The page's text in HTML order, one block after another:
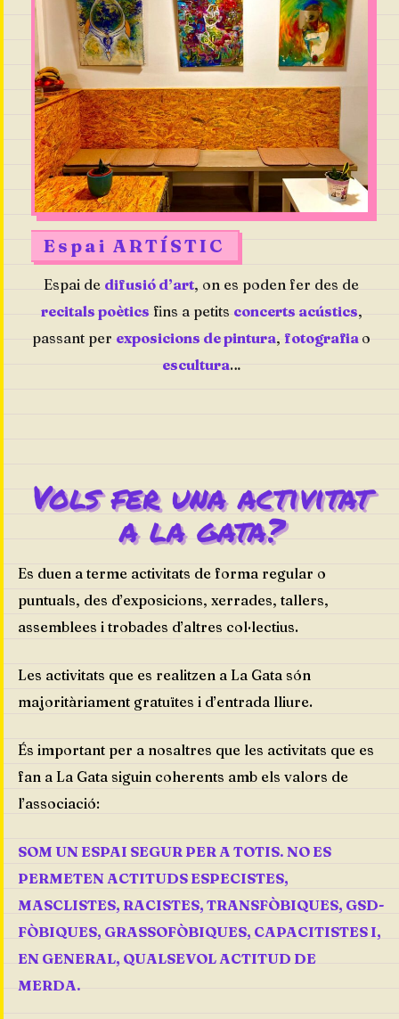
Espai ARTÍSTIC
Espai de difusió d’art, on es poden fer des de
recitals poètics fins a petits concerts acústics,
passant per exposicions de pintura, fotografia o
escultura…
Vols fer una activitat
a la gata?
Es duen a terme activitats de forma regular o
puntuals, des d’exposicions, xerrades, tallers,
assemblees i trobades d’altres col·lectius.
Les activitats que es realitzen a La Gata són
majoritàriament gratuïtes i d’entrada lliure.
És important per a nosaltres que les activitats que es
fan a La Gata siguin coherents amb els valors de
l’associació:
SOM UN ESPAI SEGUR PER A TOTIS. NO ES
PERMETEN ACTITUDS ESPECISTES,
MASCLISTES, RACISTES, TRANSFÒBIQUES, GSD-
FÒBIQUES, GRASSOFÒBIQUES, CAPACITISTES I,
EN GENERAL, QUALSEVOL ACTITUD DE
MERDA.